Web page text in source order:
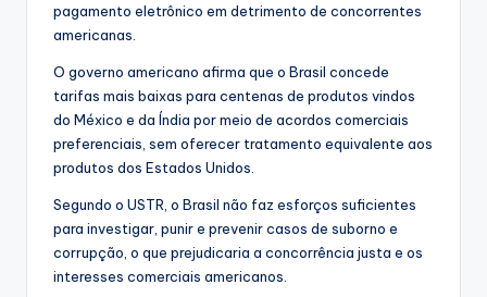
pagamento eletrônico em detrimento de concorrentes
americanas.
O governo americano afirma que o Brasil concede
tarifas mais baixas para centenas de produtos vindos
do México e da Índia por meio de acordos comerciais
preferenciais, sem oferecer tratamento equivalente aos
produtos dos Estados Unidos.
Segundo o USTR, o Brasil não faz esforços suficientes
para investigar, punir e prevenir casos de suborno e
corrupção, o que prejudicaria a concorrência justa e os
interesses comerciais americanos.